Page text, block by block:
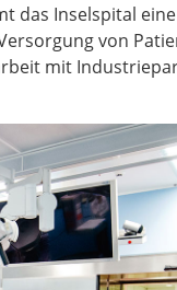
das Inselspital
von
mit